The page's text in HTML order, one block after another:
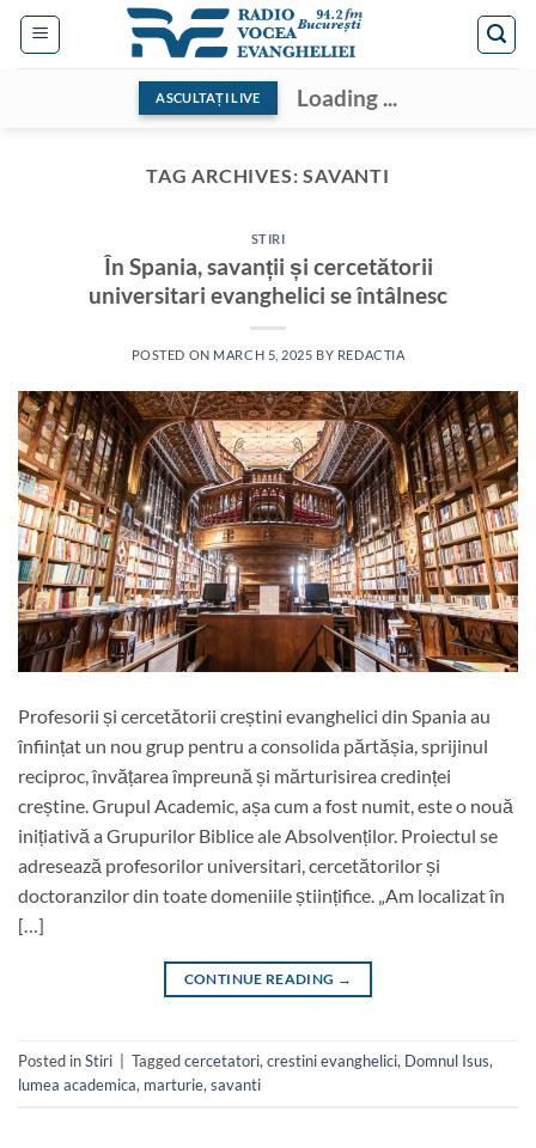
Skip
ASCULTAȚI LIVE Loading ...
TAG ARCHIVES:SAVANTI
STIRI
În Spania, savanții și cercetătorii
universitari evanghelici se întâlnesc
POSTED ON MARCH 5, 2025 BY REDACTIA
Profesorii și cercetătorii creștini evanghelici din Spania au
înființat un nou grup pentru a consolida părtășia, sprijinul
reciproc, învățarea împreună și mărturisirea credinței
creștine. Grupul Academic, așa cum a fost numit, este o nouă
inițiativă a Grupurilor Biblice ale Absolvenților. Proiectul se
adresează profesorilor universitari, cercetătorilor și
doctoranzilor din toate domeniile științifice. „Am localizat în
[…]
CONTINUE READING →
Posted inStiri Taggedcercetatori, crestini evanghelici, Domnul Isus,
lumea academica, marturie, savanti